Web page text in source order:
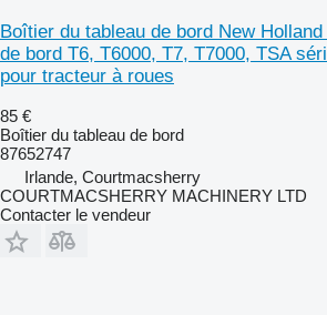
Boîtier du tableau de bord New
de bord T6, T6000, T7, T7000, TSA
pour tracteur à roues
85 €
Boîtier du tableau de bord
87652747
Irlande, Courtmacsherry
COURTMACSHERRY MACHINERY LTD
Contacter le vendeur